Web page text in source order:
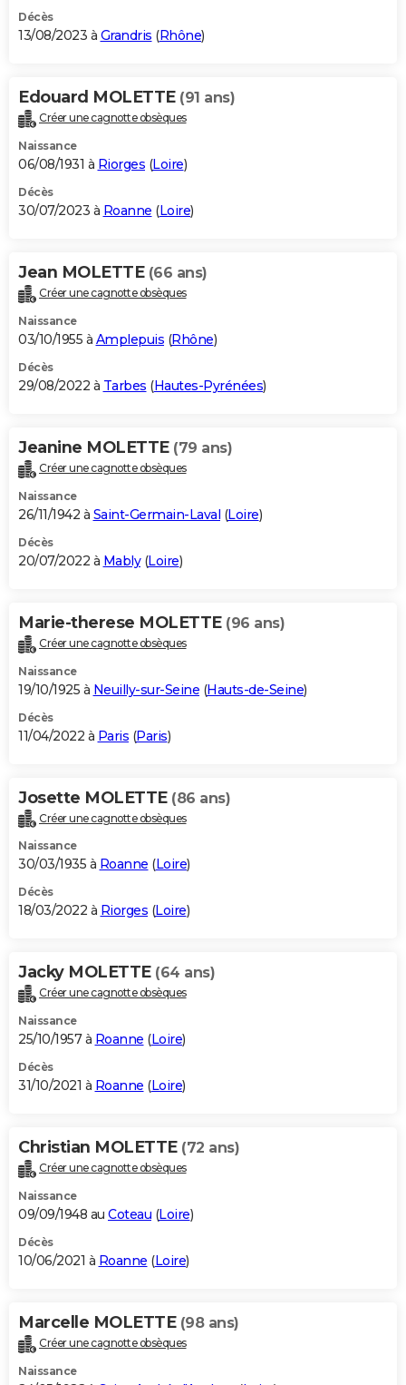
Décès
13/08/2023 à Grandris (Rhône)
Edouard MOLETTE (91 ans)
Créer une cagnotte obsèques
Naissance
06/08/1931 à Riorges (Loire)
Décès
30/07/2023 à Roanne (Loire)
Jean MOLETTE (66 ans)
Créer une cagnotte obsèques
Naissance
03/10/1955 à Amplepuis (Rhône)
Décès
29/08/2022 à Tarbes (Hautes-Pyrénées)
Jeanine MOLETTE (79 ans)
Créer une cagnotte obsèques
Naissance
26/11/1942 à Saint-Germain-Laval (Loire)
Décès
20/07/2022 à Mably(Loire)
Marie-therese MOLETTE (96 ans)
Créer une cagnotte obsèques
Naissance
19/10/1925 à Neuilly-sur-Seine (Hauts-de-Seine)
Décès
11/04/2022 à Paris (Paris)
Josette MOLETTE (86 ans)
Créer une cagnotte obsèques
Naissance
30/03/1935 à Roanne (Loire)
Décès
18/03/2022 à Riorges (Loire)
Jacky MOLETTE (64 ans)
Créer une cagnotte obsèques
Naissance
25/10/1957 à Roanne (Loire)
Décès
31/10/2021 à Roanne (Loire)
Christian MOLETTE (72 ans)
Créer une cagnotte obsèques
Naissance
09/09/1948 au Coteau (Loire)
Décès
10/06/2021 à Roanne (Loire)
Marcelle MOLETTE (98 ans)
Créer une cagnotte obsèques
Naissance